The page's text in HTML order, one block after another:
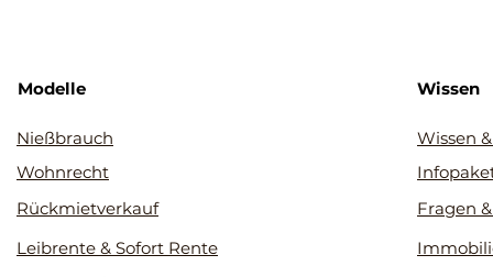
Modelle
Nießbrauch
Wohnrecht
Rückmietverkauf
Leibrente & Sofort Rente
Wissen
Wissen
Fragen